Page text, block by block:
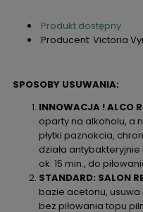
Produkt dostępny
Producent: Victoria
SPOSOBY USUWANIA:
INNOWACJA ! ALCO
oparty na alkoholu, a
płytki paznokcia,
działa
ok. 15 min., do
STANDARD: SALON
bazie acetonu, usuwa
bez piłowania topu